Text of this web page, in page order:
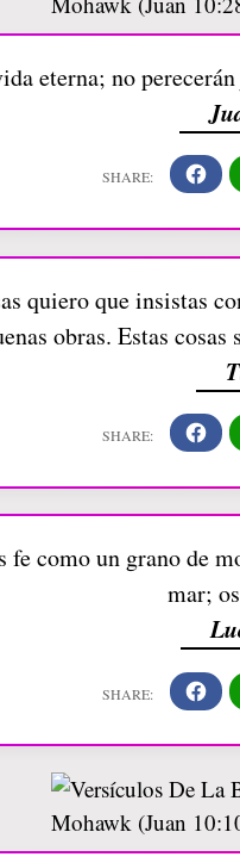
eterna; no
quiero que insistas
obras. Estas
como un grano de
mar;